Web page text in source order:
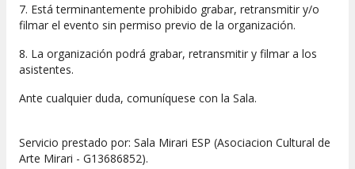
7. Está terminantemente prohibido grabar, retransmitir y/o
filmar el evento sin permiso previo de la organización.
8. La organización podrá grabar, retransmitir y filmar a los
asistentes.
Ante cualquier duda, comuníquese con la Sala.
Servicio prestado por: Sala Mirari ESP (Asociacion Cultural de
Arte Mirari - G13686852).